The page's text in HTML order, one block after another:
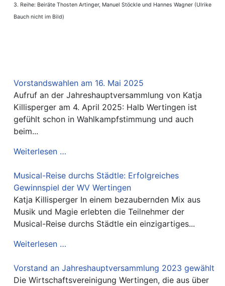
Vorstandswahlen am 16. Mai 2025
Aufruf an der Jahreshauptversammlung von Katja
Killisperger am 4. April 2025: Halb Wertingen ist
gefühlt schon in Wahlkampfstimmung und auch
beim...
Weiterlesen …
Musical-Reise durchs Städtle: Erfolgreiches
Gewinnspiel der WV Wertingen
Katja Killisperger In einem bezaubernden Mix aus
Musik und Magie erlebten die Teilnehmer der
Musical-Reise durchs Städtle ein einzigartiges...
Weiterlesen …
Vorstand an Jahreshauptversammlung 2023 gewählt
Die Wirtschaftsvereinigung Wertingen, die aus über
3. Reihe: Beiräte Thosten Artinger, Manuel Stöckle und Hannes Wagner (Ulrike
Bauch nicht im Bild)